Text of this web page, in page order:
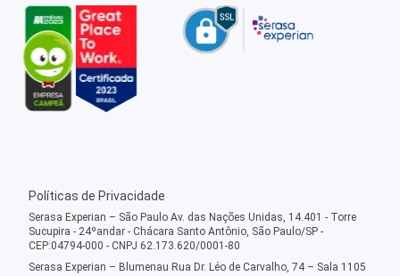
Políticas de Privacidade
Serasa Experian – São Paulo Av. das Nações Unidas, 14.401 - Torre
Sucupira - 24ºandar - Chácara Santo Antônio, São Paulo/SP -
CEP:04794-000 - CNPJ 62.173.620/0001-80
Serasa Experian – Blumenau Rua Dr. Léo de Carvalho, 74 – Sala 1105